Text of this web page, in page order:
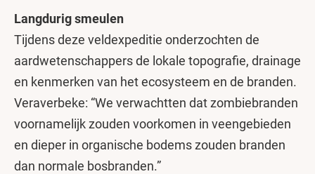
Langdurig smeulen
Tijdens deze veldexpeditie onderzochten de
aardwetenschappers de lokale topografie, drainage
en kenmerken van het ecosysteem en de branden.
Veraverbeke: “We verwachtten dat zombiebranden
voornamelijk zouden voorkomen in veengebieden
en dieper in organische bodems zouden branden
dan normale bosbranden.”